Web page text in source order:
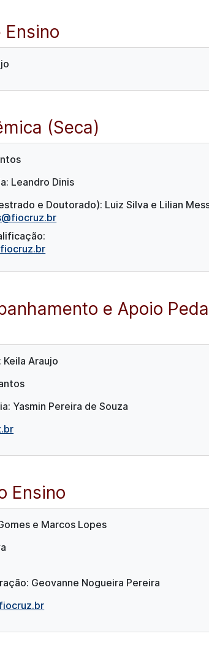
(Seca)
Leandro Dinis
e Doutorado): Luiz Silva e Lilian
e Apoio
Araujo
Yasmin Pereira de Souza
Ensino
e Marcos Lopes
Geovanne Nogueira Pereira